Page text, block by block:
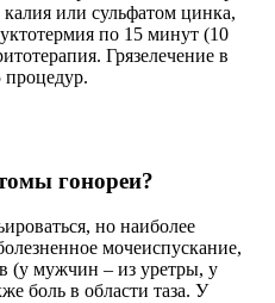
или сульфатом цинка,
по 15 минут (10
Грязелечение в
процедур.
гонореи?
но наиболее
мочеиспускание,
(у мужчин – из уретры, у
боль в области таза. У